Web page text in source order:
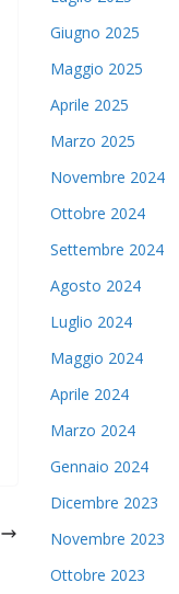
Giugno 2025
Maggio 2025
Aprile 2025
Marzo 2025
Novembre 2024
Ottobre 2024
Settembre 2024
Agosto 2024
Luglio 2024
Maggio 2024
Aprile 2024
Marzo 2024
Gennaio 2024
Dicembre 2023
Novembre 2023
Ottobre 2023